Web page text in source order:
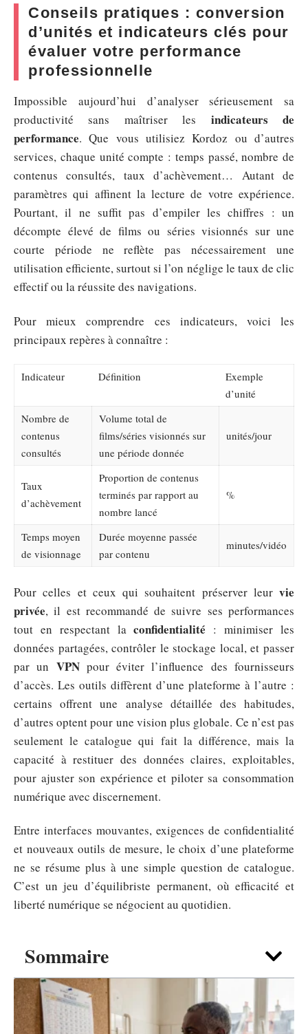
Sommaire
Conseils pratiques : conversion
d’unités et indicateurs clés pour
évaluer votre performance
professionnelle
Impossible aujourd’hui d’analyser sérieusement sa
productivité sans maîtriser les indicateurs de
performance. Que vous utilisiez Kordoz ou d’autres
services, chaque unité compte : temps passé, nombre de
contenus consultés, taux d’achèvement… Autant de
paramètres qui affinent la lecture de votre expérience.
Pourtant, il ne suffit pas d’empiler les chiffres : un
décompte élevé de films ou séries visionnés sur une
courte période ne reflète pas nécessairement une
utilisation efficiente, surtout si l’on néglige le taux de clic
effectif ou la réussite des navigations.
Pour mieux comprendre ces indicateurs, voici les
principaux repères à connaître :
Indicateur Définition
Exemple
d’unité
Nombre de
contenus
consultés
Volume total de
films/séries visionnés sur
une période donnée
unités/jour
Taux
d’achèvement
Proportion de contenus
terminés par rapport au
nombre lancé
%
Temps moyen
de visionnage
Durée moyenne passée
par contenu
minutes/vidéo
Pour celles et ceux qui souhaitent préserver leur vie
privée, il est recommandé de suivre ses performances
tout en respectant laconfidentialité : minimiser les
données partagées, contrôler le stockage local, et passer
par un VPNpour éviter l’influence des fournisseurs
d’accès. Les outils diffèrent d’une plateforme à l’autre :
certains offrent une analyse détaillée des habitudes,
d’autres optent pour une vision plus globale. Ce n’est pas
seulement le catalogue qui fait la différence, mais la
capacité à restituer des données claires, exploitables,
pour ajuster son expérience et piloter sa consommation
numérique avec discernement.
Entre interfaces mouvantes, exigences de confidentialité
et nouveaux outils de mesure, le choix d’une plateforme
ne se résume plus à une simple question de catalogue.
C’est un jeu d’équilibriste permanent, où efficacité et
liberté numérique se négocient au quotidien.